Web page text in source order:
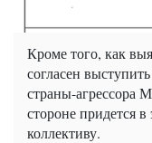
Кроме того, как
согласен
страны-агрессора
стороне придется
коллективу.